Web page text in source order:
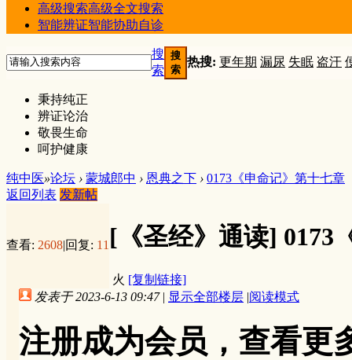
高级搜索高级全文搜索
智能辨证智能协助自诊
搜
索
搜
索
热搜: 更年期 漏尿 失眠 盗汗
秉持纯正
辨证论治
敬畏生命
呵护健康
纯中医»论坛 › 蒙城郎中 › 恩典之下 › 0173《申命记》第十七章
返回列表 发新帖
查看: 2608|回复: 11 [《圣经》通读] 0173
火 [复制链接]
发表于 2023-6-13 09:47 | 显示全部楼层 |阅读模式
注册成为会员，查看更